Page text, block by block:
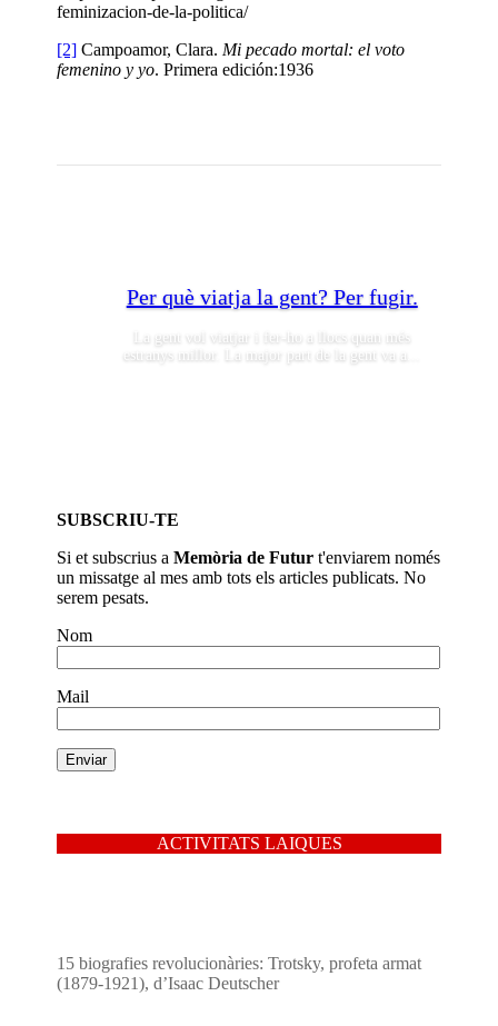
feminizacion-de-la-politica/
[2] Campoamor, Clara. Mi pecado mortal: el voto
femenino y yo. Primera edición:1936
Per què viatja la gent? Per fugir.
La gent vol viatjar i fer-ho a llocs quan més
estranys millor. La major part de la gent va a...
SUBSCRIU-TE
Si et subscrius aMemòria de Futur t'enviarem només
un missatge al mes amb tots els articles publicats. No
serem pesats.
Nom
Mail
ACTIVITATS LAIQUES
15 biografies revolucionàries: Trotsky, profeta armat
(1879-1921), d’Isaac Deutscher